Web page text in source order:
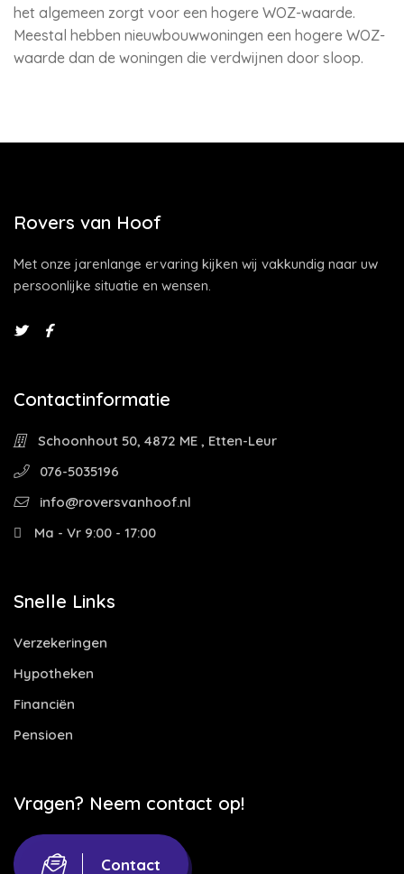
het algemeen zorgt voor een hogere WOZ-waarde.
Meestal hebben nieuwbouwwoningen een hogere WOZ-
waarde dan de woningen die verdwijnen door sloop.
Rovers van Hoof
Met onze jarenlange ervaring kijken wij vakkundig naar uw
persoonlijke situatie en wensen.
Contactinformatie
Schoonhout 50, 4872 ME , Etten-Leur
076-5035196
info@roversvanhoof.nl
Ma - Vr 9:00 - 17:00
Snelle Links
Verzekeringen
Hypotheken
Financiën
Pensioen
Vragen? Neem contact op!
Contact